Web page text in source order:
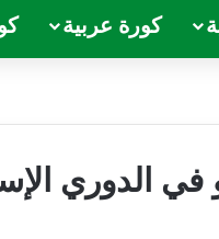
كورة عربية
في الدوري